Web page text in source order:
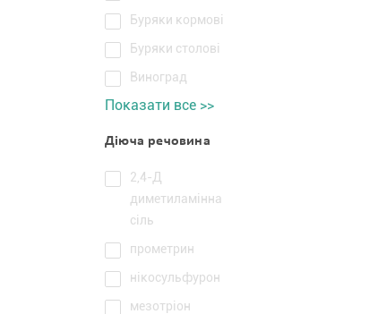
Буряки кормові
Буряки столові
Виноград
Показати все >>
Діюча речовина
2,4-Д
диметиламінна
сіль
прометрин
нікосульфурон
мезотріон